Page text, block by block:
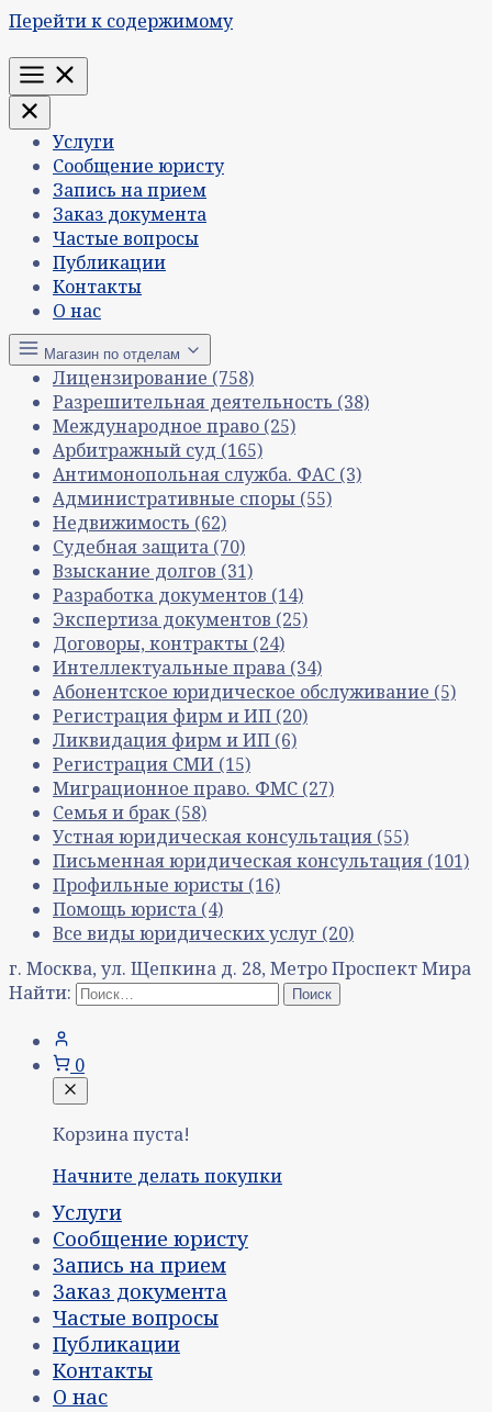
Перейти к содержимому
Меню
Услуги
Сообщение юристу
Запись на прием
Заказ документа
Частые вопросы
Публикации
Контакты
О нас
Магазин по отделам
Лицензирование (758)
Разрешительная деятельность (38)
Международное право (25)
Арбитражный суд (165)
Антимонопольная служба. ФАС (3)
Административные споры (55)
Недвижимость (62)
Судебная защита (70)
Взыскание долгов (31)
Разработка документов (14)
Экспертиза документов (25)
Договоры, контракты (24)
Интеллектуальные права (34)
Абонентское юридическое обслуживание (5)
Регистрация фирм и ИП (20)
Ликвидация фирм и ИП (6)
Регистрация СМИ (15)
Миграционное право. ФМС (27)
Семья и брак (58)
Устная юридическая консультация (55)
Письменная юридическая консультация (101)
Профильные юристы (16)
Помощь юриста (4)
Все виды юридических услуг (20)
г. Москва, ул. Щепкина д. 28, Метро Проспект Мира
Найти:
0
Корзина пуста!
Начните делать покупки
Услуги
Сообщение юристу
Запись на прием
Заказ документа
Частые вопросы
Публикации
Контакты
О нас